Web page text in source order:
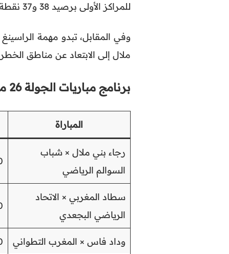
للمراكز الأولى برصيد 38 و37 نقطة على التوالي.
وفي المقابل، تبدو مهمة
ملال إلى الابتعاد عن مناطق
برنامج مباريات الجولة 26 من البطولة الوطنية
المباراة
رجاء بني ملال × شباب
السوالم الرياضي
سطاد المغربي × الاتحاد
الرياضي البجعدي
وداد فاس × المغرب التطواني